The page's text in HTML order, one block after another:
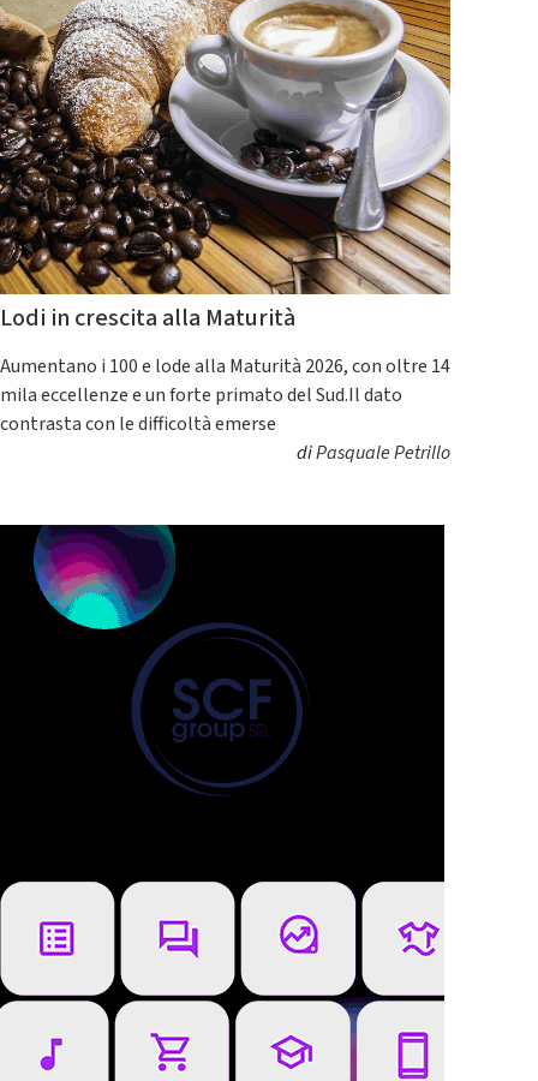
Lodi in crescita alla Maturità
Aumentano i 100 e lode alla Maturità 2026, con oltre 14
mila eccellenze e un forte primato del Sud.Il dato
contrasta con le difficoltà emerse
diPasquale Petrillo